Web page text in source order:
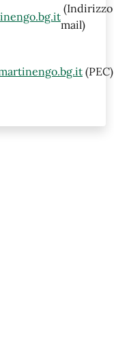
(Indirizzo
mail)
(PEC)